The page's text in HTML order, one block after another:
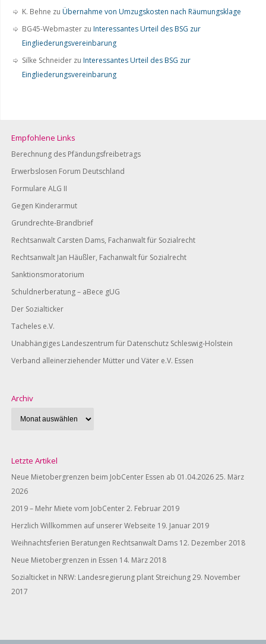
K. Behne zu Übernahme von Umzugskosten nach Räumungsklage
BG45-Webmaster zu Interessantes Urteil des BSG zur
Eingliederungsvereinbarung
Silke Schneider zu Interessantes Urteil des BSG zur
Eingliederungsvereinbarung
Empfohlene Links
Berechnung des Pfändungsfreibetrags
Erwerbslosen Forum Deutschland
Formulare ALG II
Gegen Kinderarmut
Grundrechte-Brandbrief
Rechtsanwalt Carsten Dams, Fachanwalt für Sozialrecht
Rechtsanwalt Jan Häußler, Fachanwalt für Sozialrecht
Sanktionsmoratorium
Schuldnerberatung – aBece gUG
Der Sozialticker
Tacheles e.V.
Unabhängiges Landeszentrum für Datenschutz Schleswig-Holstein
Verband alleinerziehender Mütter und Väter e.V. Essen
Archiv
Letzte Artikel
Neue Mietobergrenzen beim JobCenter Essen ab 01.04.202625. März
2026
2019 – Mehr Miete vom JobCenter2. Februar 2019
Herzlich Willkommen auf unserer Webseite 19. Januar 2019
Weihnachtsferien Beratungen Rechtsanwalt Dams 12. Dezember 2018
Neue Mietobergrenzen in Essen 14. März 2018
Sozialticket in NRW: Landesregierung plant Streichung29. November
2017